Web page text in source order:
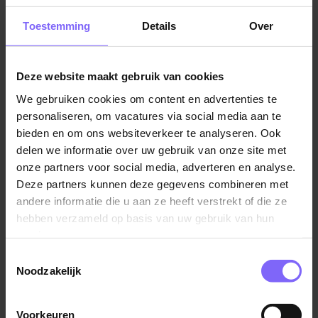
Toestemming Details Over
Deze website maakt gebruik van cookies
We gebruiken cookies om content en advertenties te
personaliseren, om vacatures via social media aan te
bieden en om ons websiteverkeer te analyseren. Ook
delen we informatie over uw gebruik van onze site met
onze partners voor social media, adverteren en analyse.
Deze partners kunnen deze gegevens combineren met
andere informatie die u aan ze heeft verstrekt of die ze
hebben verzameld op basis van uw gebruik van hun
Noodzakelijk
Voorkeuren
De mogelijkheid om jezelf te ontwikkelen met
Korting op je fitnessabonnement of op een
weekendje weg.
Huren bij Boels met personeelskorting.
Wat breng jij mee?
Opleiding:een technische of commerciële
opleiding en eventuele vervolgopleidingen, MBO
soort gelijke richting minimaal 1 jaar ervaring in een
Vergelijkbare vacatures
Allround verkoopmedewerker
drumafdeling
Adams Music Centre
Ittervoort
Verkoopmedewerker